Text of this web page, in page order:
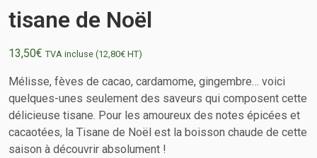
tisane de Noël
13,50€ TVA incluse (12,80€ HT)
Mélisse, fèves de cacao, cardamome, gingembre… voici
quelques-unes seulement des saveurs qui composent cette
délicieuse tisane. Pour les amoureux des notes épicées et
cacaotées, la Tisane de Noël est la boisson chaude de cette
saison à découvrir absolument !